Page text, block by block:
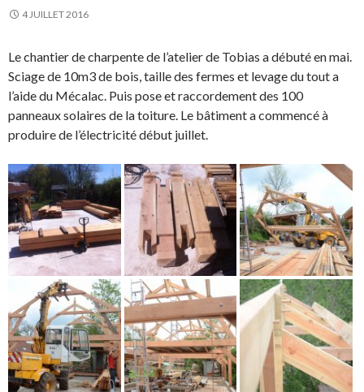
4 JUILLET 2016
Le chantier de charpente de l’atelier de Tobias a débuté en mai.
Sciage de 10m3 de bois, taille des fermes et levage du tout a
l’aide du Mécalac. Puis pose et raccordement des 100
panneaux solaires de la toiture. Le bâtiment a commencé à
produire de l’électricité début juillet.